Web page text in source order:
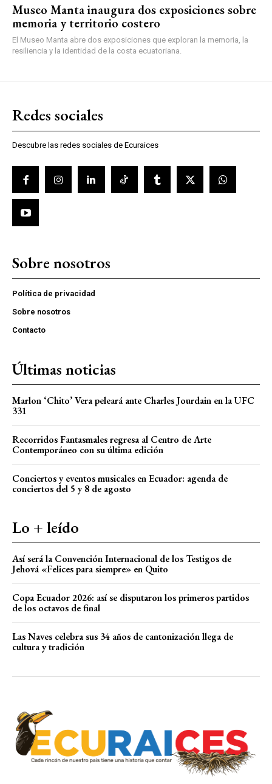
Museo Manta inaugura dos exposiciones sobre
memoria y territorio costero
El Museo Manta abre dos exposiciones que exploran la memoria, la
resiliencia y la identidad de la costa ecuatoriana.
Redes sociales
Descubre las redes sociales de Ecuraices
Sobre nosotros
Política de privacidad
Sobre nosotros
Contacto
Últimas noticias
Marlon ‘Chito’ Vera peleará ante Charles Jourdain en la UFC
331
Recorridos Fantasmales regresa al Centro de Arte
Contemporáneo con su última edición
Conciertos y eventos musicales en Ecuador: agenda de
conciertos del 5 y 8 de agosto
Lo + leído
Así será la Convención Internacional de los Testigos de
Jehová «Felices para siempre» en Quito
Copa Ecuador 2026: así se disputaron los primeros partidos
de los octavos de final
Las Naves celebra sus 34 años de cantonización llega de
cultura y tradición